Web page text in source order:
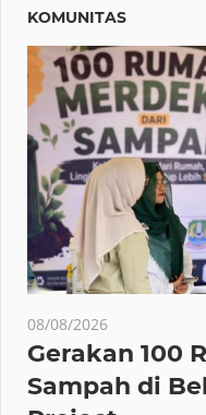
KOMUNITAS
08/08/2026
Gerakan 100
Sampah di